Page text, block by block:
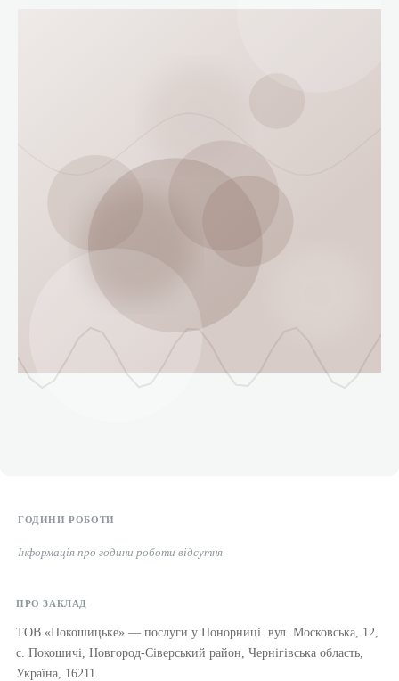
Контакти
ГОДИНИ РОБОТИ
Інформація про години роботи відсутня
ПРО ЗАКЛАД
ТОВ «Покошицьке» — послуги у Понорниці. вул. Московська, 12,
с. Покошичі, Новгород-Сіверський район, Чернігівська область,
Україна, 16211.